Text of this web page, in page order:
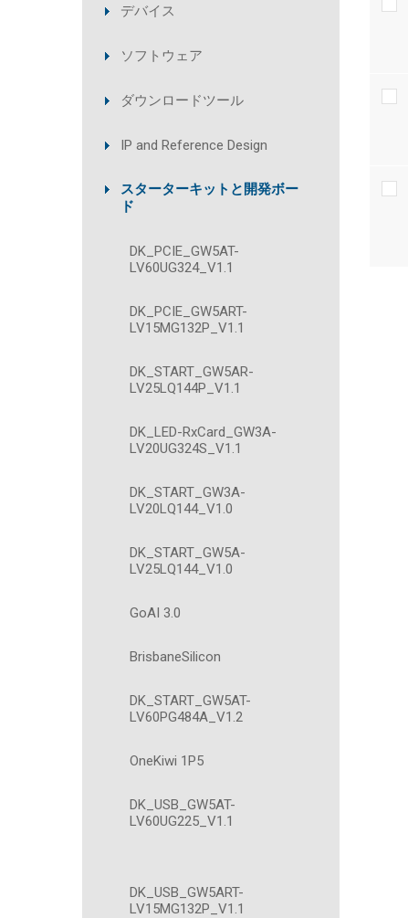
デバイス
ソフトウェア
ダウンロードツール
IP and Reference Design
スターターキットと開発ボー
ド
DK_PCIE_GW5AT-
LV60UG324_V1.1
DK_PCIE_GW5ART-
LV15MG132P_V1.1
DK_START_GW5AR-
LV25LQ144P_V1.1
DK_LED-RxCard_GW3A-
LV20UG324S_V1.1
DK_START_GW3A-
LV20LQ144_V1.0
DK_START_GW5A-
LV25LQ144_V1.0
GoAI 3.0
BrisbaneSilicon
DK_START_GW5AT-
LV60PG484A_V1.2
OneKiwi 1P5
DK_USB_GW5AT-
LV60UG225_V1.1
DK_USB_GW5ART-
LV15MG132P_V1.1